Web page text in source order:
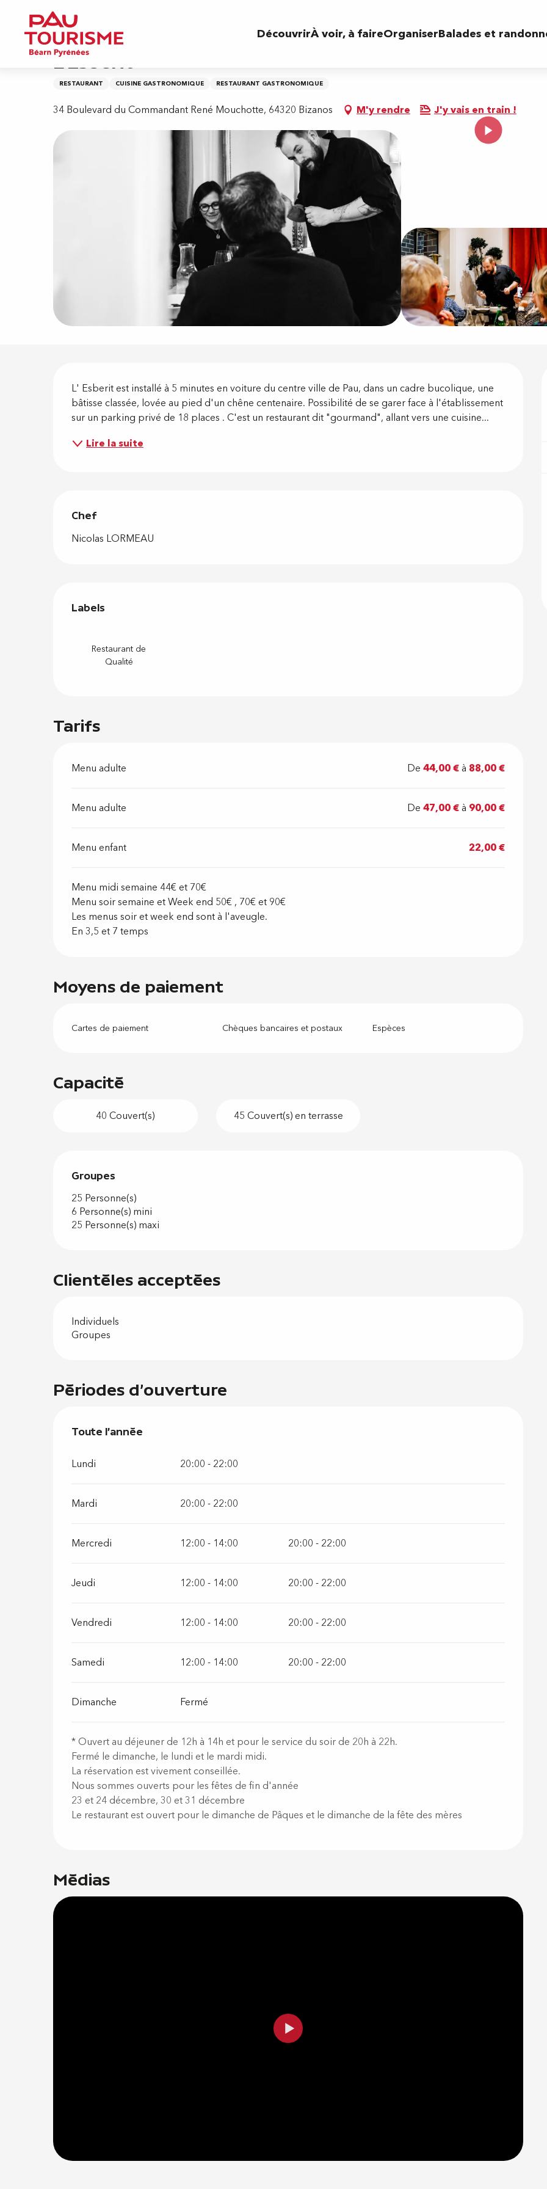
contenu
principal
DécouvrirÀ voir, à faireOrganiserBalades et
Accueil
L'Esberit
RESTAURANT CUISINE GASTRONOMIQUE RESTAURANT GASTRONOMIQUE
34 Boulevard du Commandant René Mouchotte, 64320 Bizanos M'y rendre J'y vais en train !
Description
L' Esberit est installé à 5 minutes en voiture du centre ville de Pau, dans un cadre bucolique, une
bâtisse classée, lovée au pied d'un chêne centenaire. Possibilité de se garer face à l'établissement
sur un parking privé de 18 places . C'est un restaurant dit "gourmand", allant vers une cuisine...
Lire la suite
Chef
Chef
Nicolas LORMEAU
Offres de prestations
Labels
Labels
Restaurant de
Qualité
Tarifs
Menu adulte De44,00 €à 88,00 €
Menu adulte De47,00 €à 90,00 €
Menu enfant 22,00 €
Menu midi semaine 44€ et 70€
Menu soir semaine et Week end 50€ , 70€ et 90€
Les menus soir et week end sont à l'aveugle.
En 3,5 et 7 temps
Moyens de paiement
Cartes de paiement Chèques bancaires et postaux Espèces
Capacité
40 Couvert(s) 45 Couvert(s) en terrasse
Groupes
Groupes
25 Personne(s)
6 Personne(s) mini
25 Personne(s) maxi
Clientèles acceptées
Individuels
Groupes
Périodes d'ouverture
Toute l'année
Toute l'année
Lundi 20:00 - 22:00
Mardi 20:00 - 22:00
Mercredi 12:00 - 14:00 20:00 - 22:00
Jeudi 12:00 - 14:00 20:00 - 22:00
Vendredi 12:00 - 14:00 20:00 - 22:00
Samedi 12:00 - 14:00 20:00 - 22:00
Dimanche Fermé
* Ouvert au déjeuner de 12h à 14h et pour le service du soir de 20h à 22h.
Fermé le dimanche, le lundi et le mardi midi.
La réservation est vivement conseillée.
Nous sommes ouverts pour les fêtes de fin d'année
23 et 24 décembre, 30 et 31 décembre
Le restaurant est ouvert pour le dimanche de Pâques et le dimanche de la fête des mères
Médias